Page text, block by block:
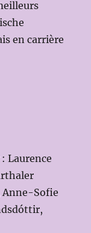
en carrière
Laurence
Anne-Sofie